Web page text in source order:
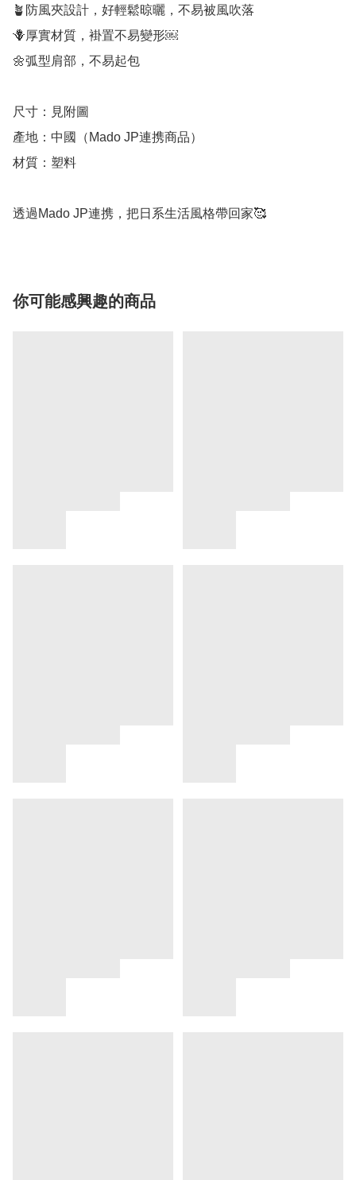
🪴防風夾設計，好輕鬆晾曬，不易被風吹落
🪻厚實材質，褂置不易變形￼
🌼弧型肩部，不易起包
尺寸：見附圖
產地：中國（Mado JP連携商品）
材質：塑料
透過Mado JP連携，把日系生活風格帶回家🥰
你可能感興趣的商品